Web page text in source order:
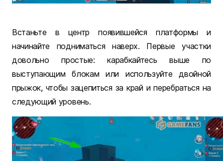
Встаньте в центр появившейся платформы и
начинайте подниматься наверх. Первые участки
довольно простые: карабкайтесь выше по
выступающим блокам или используйте двойной
прыжок, чтобы зацепиться за край и перебраться на
следующий уровень.